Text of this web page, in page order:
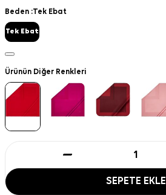
Beden :Tek Ebat
Tek Ebat
Ürünün Diğer Renkleri
SEPETE EKLE